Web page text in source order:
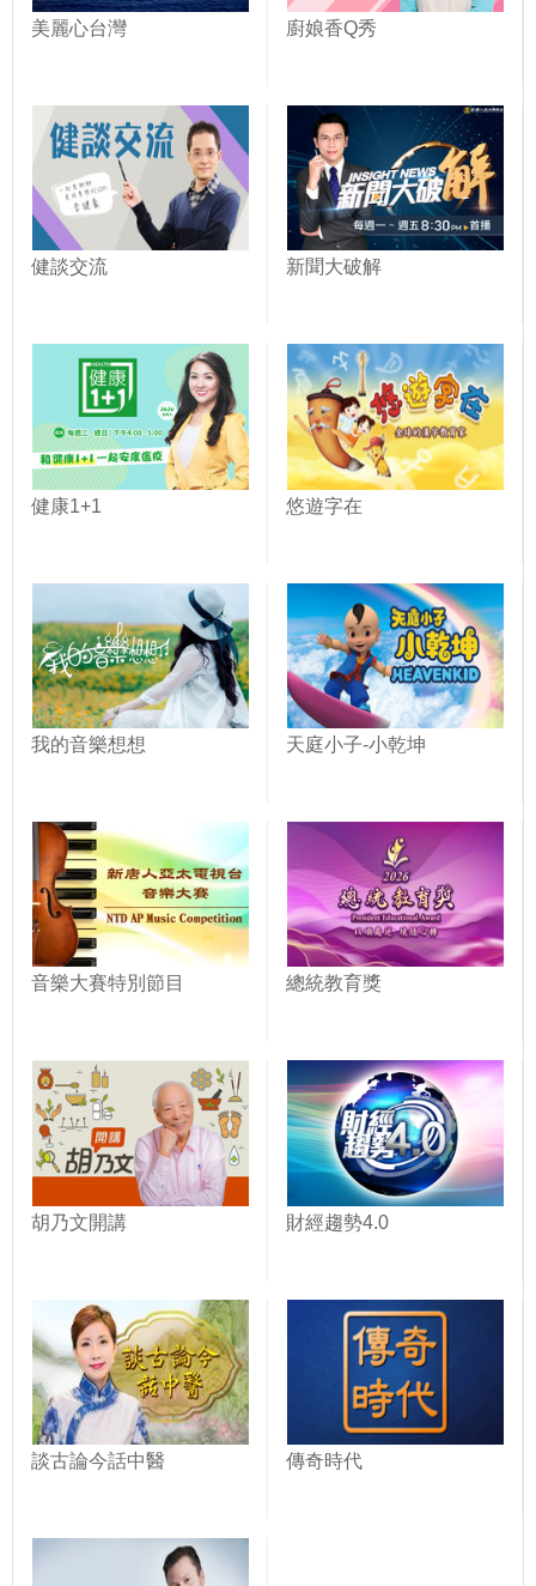
美麗心台灣 廚娘香Q秀
健談交流 新聞大破解
健康1+1 悠遊字在
我的音樂想想 天庭小子-小乾坤
音樂大賽特別節目 總統教育獎
胡乃文開講 財經趨勢4.0
談古論今話中醫 傳奇時代